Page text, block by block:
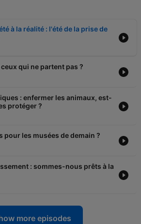
à la réalité : l'été de la prise de
qui ne partent pas ?
: enfermer les animaux, est-
protéger ?
pour les musées de demain ?
: sommes-nous prêts à la
more episodes